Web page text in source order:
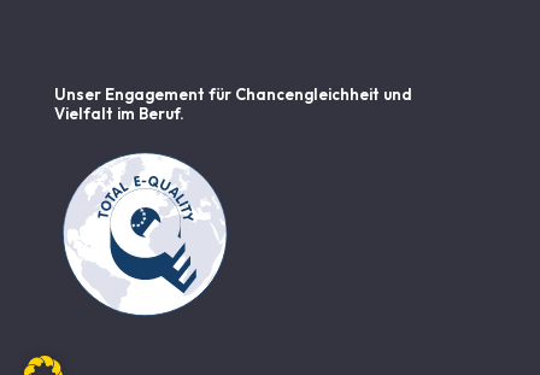
Unser Engagement für Chancen­gleichheit und
Vielfalt im Beruf.